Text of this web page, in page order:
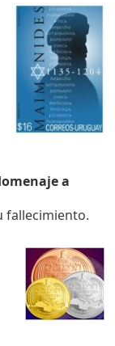
a
fallecimiento.